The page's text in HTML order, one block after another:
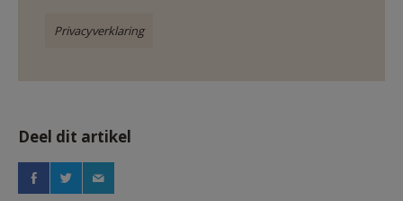
Privacyverklaring
Deel dit artikel